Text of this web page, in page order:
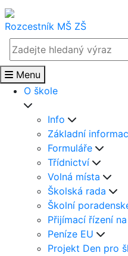
Rozcestník MŠ ZŠ
Menu
O škole
Info
Základní
Formuláře
Třídnictví
Volná místa
Školská rada
Školní
Přijímací řízení na
Peníze EU
Projekt Den pro